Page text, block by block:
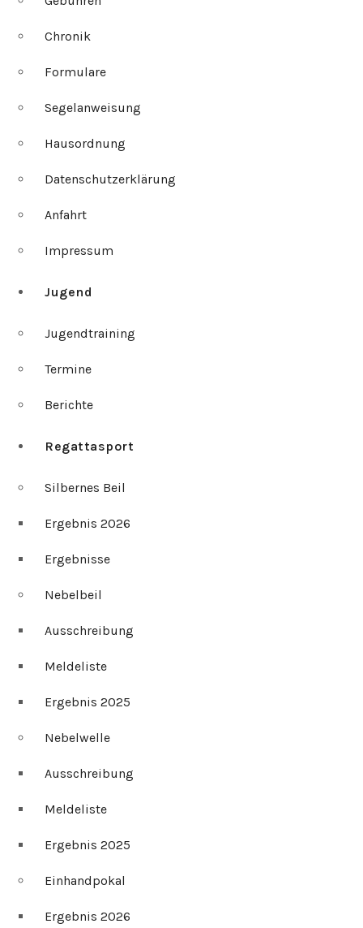
Chronik
Formulare
Segelanweisung
Hausordnung
Datenschutzerklärung
Anfahrt
Impressum
Jugend
Jugendtraining
Termine
Berichte
Regattasport
Silbernes Beil
Ergebnis 2026
Ergebnisse
Nebelbeil
Ausschreibung
Meldeliste
Ergebnis 2025
Nebelwelle
Ausschreibung
Meldeliste
Ergebnis 2025
Einhandpokal
Ergebnis 2026